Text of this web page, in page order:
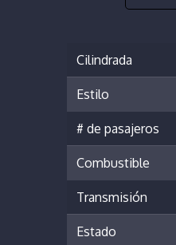
Cilindrada
Estilo
# de pasajeros
Combustible
Transmisión
Estado